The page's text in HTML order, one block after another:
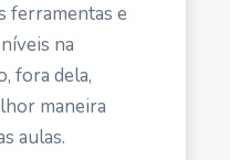
ferramentas e
na
fora dela,
maneira
aulas.